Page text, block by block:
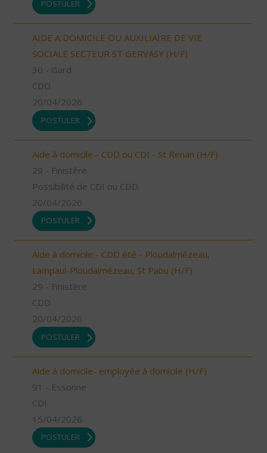
POSTULER
AIDE A DOMICILE OU AUXILIAIRE DE VIE
SOCIALE SECTEUR ST GERVASY (H/F)
30 - Gard
CDD
20/04/2026
POSTULER
Aide à domicile - CDD ou CDI - St Renan (H/F)
29 - Finistère
Possibilité de CDI ou CDD
20/04/2026
POSTULER
Aide à domicile - CDD été - Ploudalmézeau,
Lampaul-Ploudalmézeau, St Pabu (H/F)
29 - Finistère
CDD
20/04/2026
POSTULER
Aide à domicile- employée à domicile (H/F)
91 - Essonne
CDI
15/04/2026
POSTULER